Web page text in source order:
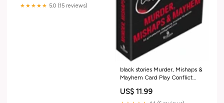
★★★★★ 5.0 (15 reviews)
black stories Murder, Mishaps &
Mayhem Card Play Conflict
US$ 11.99